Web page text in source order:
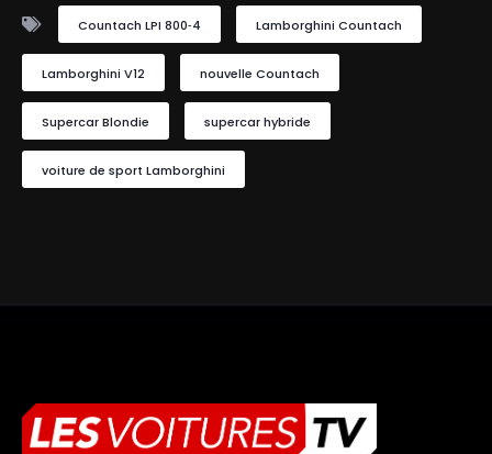
Countach LPI 800‑4 Lamborghini Countach
Lamborghini V12 nouvelle Countach
Supercar Blondie supercar hybride
voiture de sport Lamborghini